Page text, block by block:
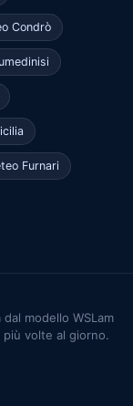
Condrò
Furnari
modello WSLam
volte al giorno.